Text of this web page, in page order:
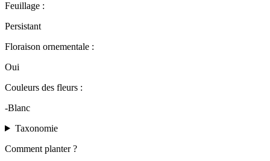
Feuillage :
Persistant
Floraison ornementale :
Oui
Couleurs des fleurs :
-Blanc
Taxonomie
Comment planter ?